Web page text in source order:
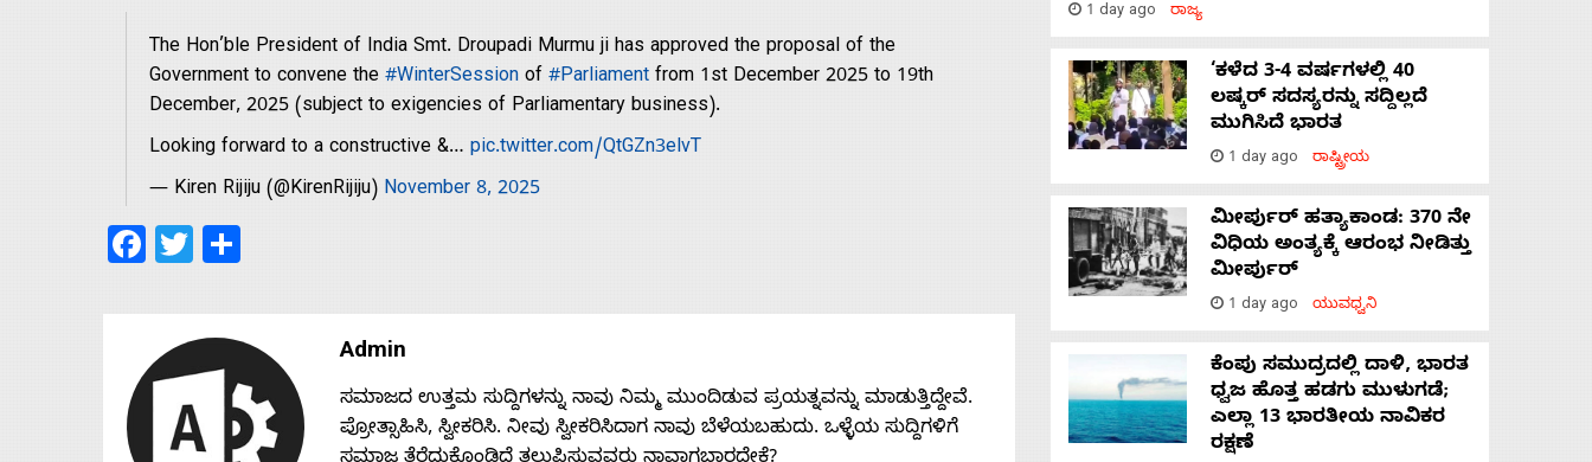
Advertise
Contact
The Hon’ble President of India Smt. Droupadi Murmu ji has approved the proposal of the
Government to convene the#WinterSession of#Parliament from 1st December 2025 to 19th
December, 2025 (subject to exigencies of Parliamentary business).
Looking forward to a constructive &…pic.twitter.com/QtGZn3elvT
— Kiren Rijiju (@KirenRijiju) November 8, 2025
Facebook
Twitter
Admin
ಸಮಾಜದ ಉತ್ತಮ ಸುದ್ದಿಗಳನ್ನು ನಾವು ನಿಮ್ಮ ಮುಂದಿಡುವ ಪ್ರಯತ್ನವನ್ನು ಮಾಡುತ್ತಿದ್ದೇವೆ.
ಪ್ರೋತ್ಸಾಹಿಸಿ, ಸ್ವೀಕರಿಸಿ. ನೀವು ಸ್ವೀಕರಿಸಿದಾಗ ನಾವು ಬೆಳೆಯಬಹುದು. ಒಳ್ಳೆಯ ಸುದ್ದಿಗಳಿಗೆ
1 day ago ರಾಜ್ಯ
‘ಕಳೆದ 3-4 ವರ್ಷಗಳಲ್ಲಿ 40
ಲಷ್ಕರ್ ಸದಸ್ಯರನ್ನು ಸದ್ದಿಲ್ಲದೆ
ಮುಗಿಸಿದೆ ಭಾರತ
1 day ago ರಾಷ್ಟ್ರೀಯ
ಮೀರ್ಪುರ್ ಹತ್ಯಾಕಾಂಡ: 370 ನೇ
ವಿಧಿಯ ಅಂತ್ಯಕ್ಕೆ ಆರಂಭ ನೀಡಿತ್ತು
ಮೀರ್ಪುರ್
1 day ago ಯುವಧ್ವನಿ
ಕೆಂಪು ಸಮುದ್ರದಲ್ಲಿ ದಾಳಿ, ಭಾರತ
ಧ್ವಜ ಹೊತ್ತ ಹಡಗು ಮುಳುಗಡೆ;
ಎಲ್ಲಾ 13 ಭಾರತೀಯ ನಾವಿಕರ
ರಕ್ಷಣೆ